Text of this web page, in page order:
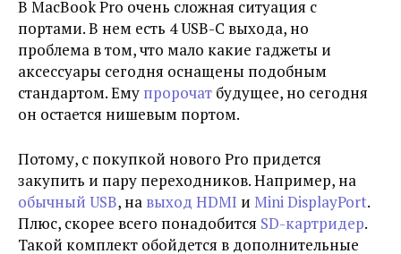
В MacBook Pro очень сложная ситуация с
портами. В нем есть 4 USB-C выхода, но
проблема в том, что мало какие гаджеты и
аксессуары сегодня оснащены подобным
стандартом. Ему пророчат будущее, но сегодня
он остается нишевым портом.
Потому, с покупкой нового Pro придется
закупить и пару переходников. Например, на
обычный USB, на выход HDMI и Mini DisplayPort.
Плюс, скорее всего понадобится SD-картридер.
Такой комплект обойдется в дополнительные